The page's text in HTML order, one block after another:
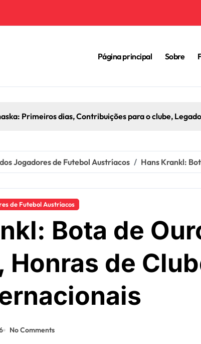
Página principal Sobre
Primeiros dias, Contribuições para o clube,
Jogadores de Futebol Austríacos Hans Krankl:
de Futebol Austríacos
Bota de
Honras de
No Comments